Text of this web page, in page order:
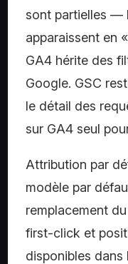
sont partielles —
apparaissent en
GA4 hérite des
Google. GSC
le détail des
sur GA4 seul
Attribution par
modèle par
remplacement
first-click et
disponibles